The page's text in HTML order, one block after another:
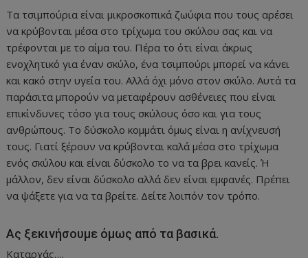
Τα τσιμπούρια είναι μικροσκοπικά ζωύφια που τους αρέσει
να κρύβονται μέσα στο τρίχωμα του σκύλου σας και να
τρέφονται με το αίμα του. Πέρα το ότι είναι άκρως
ενοχλητικό για έναν σκύλο, ένα τσιμπούρι μπορεί να κάνει
και κακό στην υγεία του. Αλλά όχι μόνο στον σκύλο. Αυτά τα
παράσιτα μπορούν να μεταφέρουν ασθένειες που είναι
επικίνδυνες τόσο για τους σκύλους όσο και για τους
ανθρώπους. Το δύσκολο κομμάτι όμως είναι η ανίχνευσή
τους. Γιατί ξέρουν να κρύβονται καλά μέσα στο τρίχωμα
ενός σκύλου και είναι δύσκολο το να τα βρει κανείς. Ή
μάλλον, δεν είναι δύσκολο αλλά δεν είναι εμφανές. Πρέπει
να ψάξετε για να τα βρείτε. Δείτε λοιπόν τον τρόπο.
Ας ξεκινήσουμε όμως από τα βασικά.
Καταρχάς….